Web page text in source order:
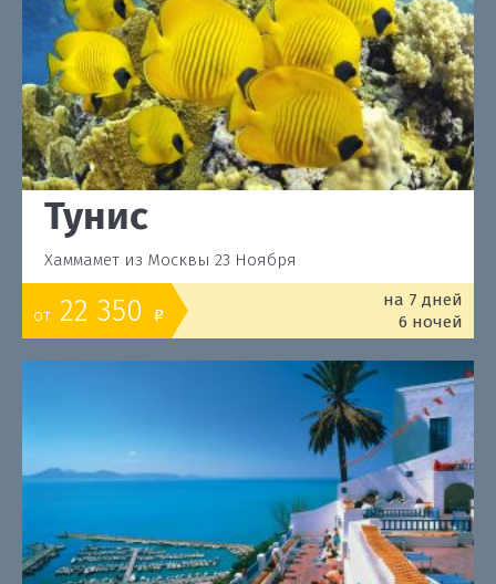
Тунис
Хаммамет из Москвы 23 Ноября
от 22 350 o
на 7 дней
6 ночей